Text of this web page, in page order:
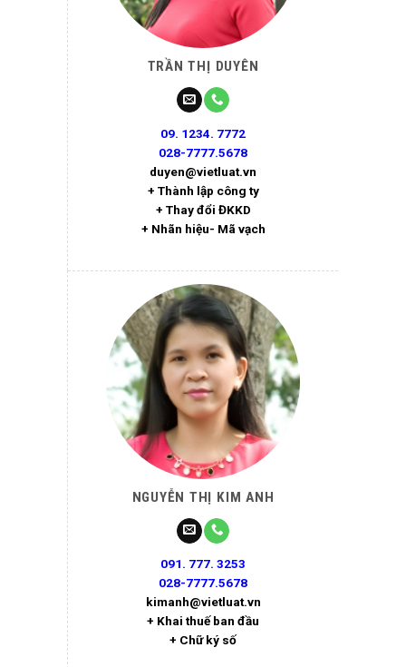
TRẦN THỊ DUYÊN
09. 1234. 7772
028-7777.5678
duyen@vietluat.vn
+ Thành lập công ty
+ Thay đổi ĐKKD
+ Nhãn hiệu- Mã vạch
NGUYỄN THỊ KIM ANH
091. 777. 3253
028-7777.5678
kimanh@vietluat.vn
+ Khai thuế ban đầu
+ Chữ ký số